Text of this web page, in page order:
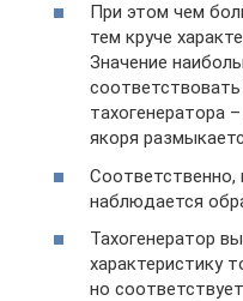
При этом чем
тем круче
Значение
тахогенератора
якоря
Соответственно,
наблюдается
Тахогенератор
характеристику
но